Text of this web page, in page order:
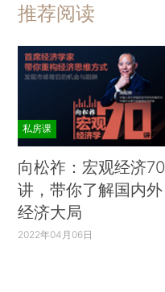
推荐阅读
私房课
向松祚：宏观经济70
讲，带你了解国内外
经济大局
2022年04月06日